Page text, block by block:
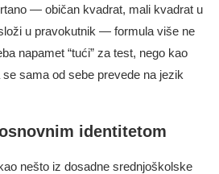
— običan kvadrat, mali kvadrat u
u pravokutnik — formula više ne
napamet “tući” za test, nego kao
se sama od sebe prevede na jezik
identitetom
nešto iz dosadne srednjoškolske